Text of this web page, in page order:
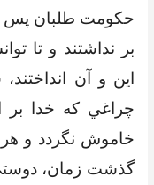
حکومت طلبان پس
بر نداشتند و تا
اين و آن
چراغي که خدا بر
خاموش نگردد و هر
گذشت زمان،